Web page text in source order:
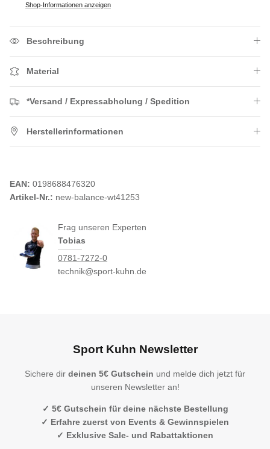
Shop-Informationen anzeigen
Beschreibung
Material
*Versand / Expressabholung / Spedition
Herstellerinformationen
EAN: 0198688476320
Artikel-Nr.: new-balance-wt41253
Frag unseren Experten
Tobias
0781-7272-0
technik@sport-kuhn.de
Sport Kuhn Newsletter
Sichere dir deinen 5€ Gutschein und melde dich jetzt für
unseren Newsletter an!
✓ 5€ Gutschein für deine nächste Bestellung
✓ Erfahre zuerst von Events & Gewinnspielen
✓ Exklusive Sale- und Rabattaktionen